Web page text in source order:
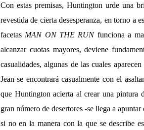
Con estas premisas, Huntington urde una
revestida de cierta desesperanza, en torno a
facetas MAN ON THE RUNfunciona a
alcanzar cuotas mayores, deviene
casualidades, algunas de las cuales
Jean se encontrará casualmente con el
que Huntington acierta al crear una pintura
gran número de desertores -se llega a
si no en la manera con la que se describe